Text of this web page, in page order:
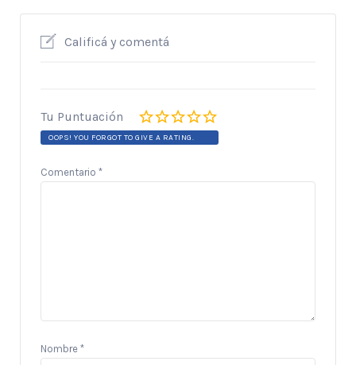
Calificá y comentá
Tu Puntuación
OOPS! YOU FORGOT TO GIVE A RATING.
Comentario *
Nombre *